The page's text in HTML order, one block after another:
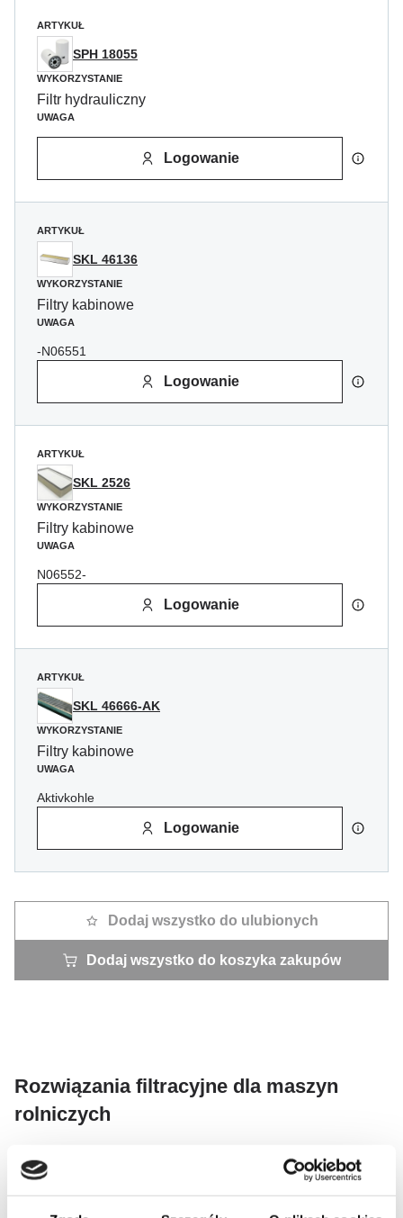
ARTYKUŁ
SPH 18055
WYKORZYSTANIE
Filtr hydrauliczny
UWAGA
Logowanie
ARTYKUŁ
SKL 46136
WYKORZYSTANIE
Filtry kabinowe
UWAGA
-N06551
Logowanie
ARTYKUŁ
SKL 2526
WYKORZYSTANIE
Filtry kabinowe
UWAGA
N06552-
Logowanie
ARTYKUŁ
SKL 46666-AK
WYKORZYSTANIE
Filtry kabinowe
UWAGA
Aktivkohle
Logowanie
Dodaj wszystko do ulubionych
Dodaj wszystko do koszyka zakupów
Rozwiązania filtracyjne dla maszyn
rolniczych